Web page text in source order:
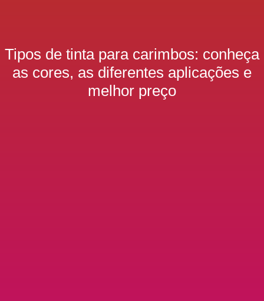
Tipos de tinta para carimbos: conheça
as cores, as diferentes aplicações e
melhor preço